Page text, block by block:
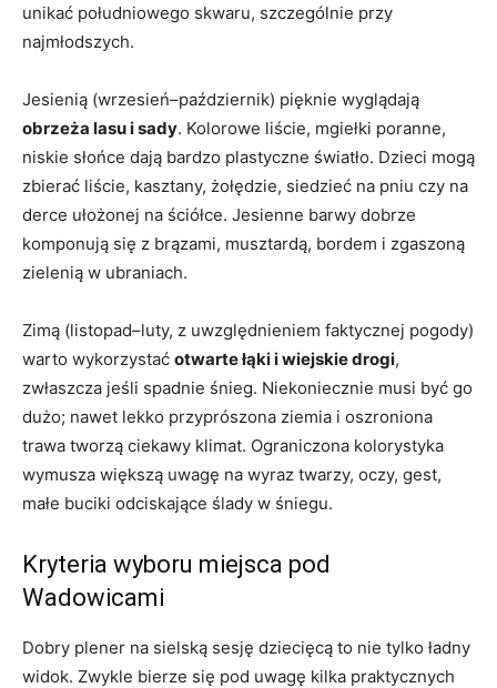
unikać południowego skwaru, szczególnie przy
najmłodszych.
Jesienią (wrzesień–październik) pięknie wyglądają
obrzeża lasu i sady. Kolorowe liście, mgiełki poranne,
niskie słońce dają bardzo plastyczne światło. Dzieci mogą
zbierać liście, kasztany, żołędzie, siedzieć na pniu czy na
derce ułożonej na ściółce. Jesienne barwy dobrze
komponują się z brązami, musztardą, bordem i zgaszoną
zielenią w ubraniach.
Zimą (listopad–luty, z uwzględnieniem faktycznej pogody)
warto wykorzystać otwarte łąki i wiejskie drogi,
zwłaszcza jeśli spadnie śnieg. Niekoniecznie musi być go
dużo; nawet lekko przyprószona ziemia i oszroniona
trawa tworzą ciekawy klimat. Ograniczona kolorystyka
wymusza większą uwagę na wyraz twarzy, oczy, gest,
małe buciki odciskające ślady w śniegu.
Kryteria wyboru miejsca pod
Wadowicami
Dobry plener na sielską sesję dziecięcą to nie tylko ładny
widok. Zwykle bierze się pod uwagę kilka praktycznych